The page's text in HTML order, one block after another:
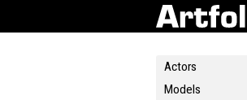
Actors
Models